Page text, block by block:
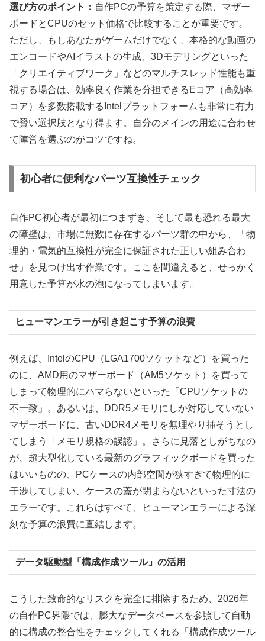
選び方のポイント： 自作PCの予算を策定する際、マザー
ボードとCPUのセット価格で比較することが重要です。
ただし、もしあなたがゲームだけでなく、本格的な動画の
エンコードやAIイラストの生成、3Dモデリングといった
「クリエイティブワーク」などのマルチスレッド性能も重
視する場合は、効率良く作業を分担できるEコア（高効率
コア）を多数搭載するIntelプラットフォームも非常に有力
で賢い選択肢となり得ます。自分のメインの用途に合わせ
て陣営を選ぶのがコツですね。
初心者に便利なパーツ互換性チェック
自作PC初心者が最初につまずき、そして最も恐れる最大
の障壁は、市場に無数に存在するパーツ群の中から、「物
理的・電気的互換性が完全に保証された正しい組み合わ
せ」を見つけ出す作業です。ここを間違えると、せっかく
用意した予算が水の泡になってしまいます。
ヒューマンエラーが引き起こす予算の浪費
例えば、IntelのCPU（LGA1700ソケットなど）を買った
のに、AMD用のマザーボード（AM5ソケット）を買って
しまって物理的にハマらないといった「CPUソケットの
不一致」。あるいは、DDR5メモリにしか対応していない
マザーボードに、古いDDR4メモリを無理やり挿そうとし
てしまう「メモリ規格の誤認」。さらに見落としがちなの
が、超大型化している最新のグラフィックボードを買った
はいいものの、PCケースの内部空間が狭すぎて物理的に
干渉してしまい、ケースの蓋が閉まらないといった寸法の
エラーです。これらはすべて、ヒューマンエラーによる深
刻な予算の浪費に直結します。
データ駆動型「構成作成ツール」の活用
こうした致命的なリスクを完全に排除するため、2026年
の自作PC界隈では、膨大なデータベースを参照して自動
的に構成の整合性をチェックしてくれる「構成作成ツール